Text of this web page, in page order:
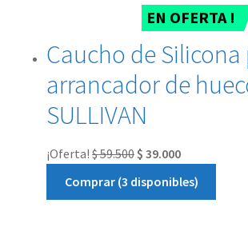
EN OFERTA !
Caucho de Silicona
arrancador de
SULLIVAN
¡Oferta! $59.500 $ 39.000
Comprar (3 disponibles)